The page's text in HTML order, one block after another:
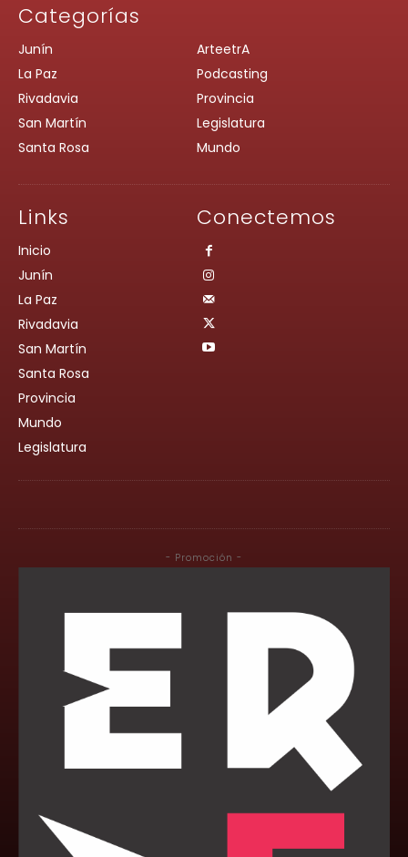
Categorías
Junín
La Paz
Rivadavia
San Martín
Santa Rosa
ArteetrA
Podcasting
Provincia
Legislatura
Mundo
Links
Inicio
Junín
La Paz
Rivadavia
San Martín
Santa Rosa
Provincia
Mundo
Legislatura
Conectemos
- Promoción -